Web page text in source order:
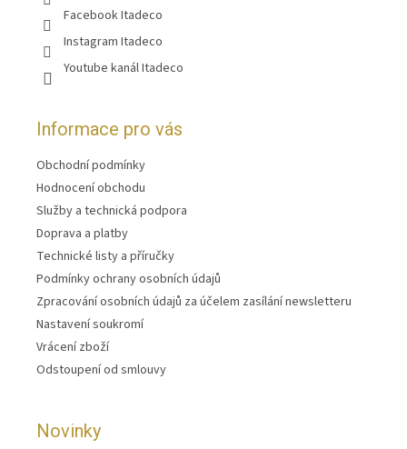
Facebook Itadeco
Instagram Itadeco
Youtube kanál Itadeco
Informace pro vás
Obchodní podmínky
Hodnocení obchodu
Služby a technická podpora
Doprava a platby
Technické listy a příručky
Podmínky ochrany osobních údajů
Zpracování osobních údajů za účelem zasílání newsletteru
Nastavení soukromí
Vrácení zboží
Odstoupení od smlouvy
Novinky